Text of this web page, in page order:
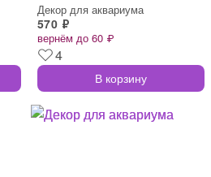
Декор для аквариума
570 ₽
вернём до 60 ₽
4
В корзину